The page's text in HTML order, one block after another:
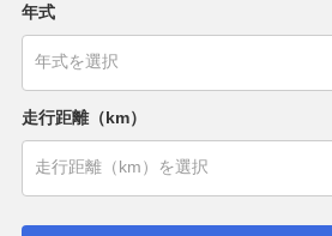
年式
走行距離（km）